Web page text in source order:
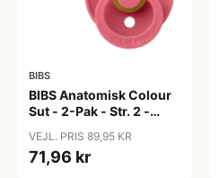
BIBS
BIBS Anatomisk Colour
Sut - 2-Pak - Str. 2 -
Pink/Coral
VEJL. PRIS 89,95 KR
71,96 kr